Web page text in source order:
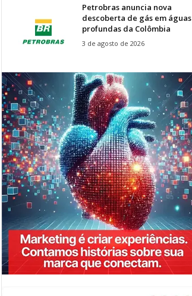
Petrobras anuncia nova
descoberta de gás em águas
profundas da Colômbia
3 de agosto de 2026